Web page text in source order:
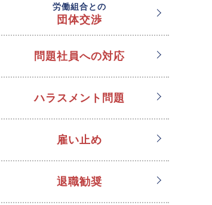
労働組合との
団体交渉
問題社員への対応
ハラスメント問題
雇い止め
退職勧奨